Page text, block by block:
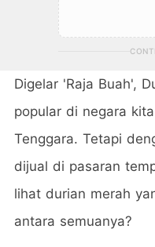
Digelar 'Raja Buah',
popular di negara
Tenggara. Tetapi
dijual di pasaran
lihat durian merah
antara semuanya?